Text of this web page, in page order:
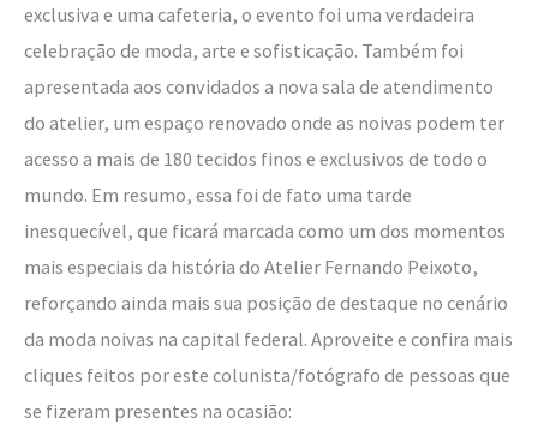
exclusiva e uma cafeteria, o evento foi uma verdadeira
celebração de moda, arte e sofisticação. Também foi
apresentada aos convidados a nova sala de atendimento
do atelier, um espaço renovado onde as noivas podem ter
acesso a mais de 180 tecidos finos e exclusivos de todo o
mundo. Em resumo, essa foi de fato uma tarde
inesquecível, que ficará marcada como um dos momentos
mais especiais da história do Atelier Fernando Peixoto,
reforçando ainda mais sua posição de destaque no cenário
da moda noivas na capital federal. Aproveite e confira mais
cliques feitos por este colunista/fotógrafo de pessoas que
se fizeram presentes na ocasião: